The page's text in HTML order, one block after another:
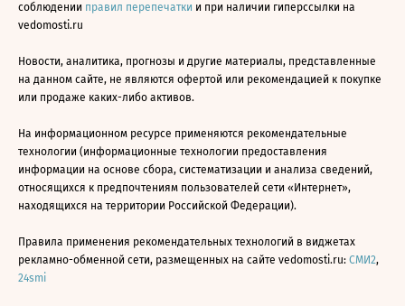
соблюдении правил перепечатки и при наличии гиперссылки на
vedomosti.ru
Новости, аналитика, прогнозы и другие материалы, представленные
на данном сайте, не являются офертой или рекомендацией к покупке
или продаже каких-либо активов.
На информационном ресурсе применяются рекомендательные
технологии (информационные технологии предоставления
информации на основе сбора, систематизации и анализа сведений,
относящихся к предпочтениям пользователей сети «Интернет»,
находящихся на территории Российской Федерации).
Правила применения рекомендательных технологий в виджетах
рекламно-обменной сети, размещенных на сайте vedomosti.ru: СМИ2,
24smi